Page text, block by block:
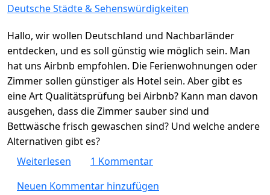
Deutsche Städte & Sehenswürdigkeiten
Hallo, wir wollen Deutschland und Nachbarländer
entdecken, und es soll günstig wie möglich sein. Man
hat uns Airbnb empfohlen. Die Ferienwohnungen oder
Zimmer sollen günstiger als Hotel sein. Aber gibt es
eine Art Qualitätsprüfung bei Airbnb? Kann man davon
ausgehen, dass die Zimmer sauber sind und
Bettwäsche frisch gewaschen sind? Und welche andere
Alternativen gibt es?
Weiterlesen über Sind Airbnb Wohnungen / Zimmer
1 Kommentar
Neuen Kommentar hinzufügen